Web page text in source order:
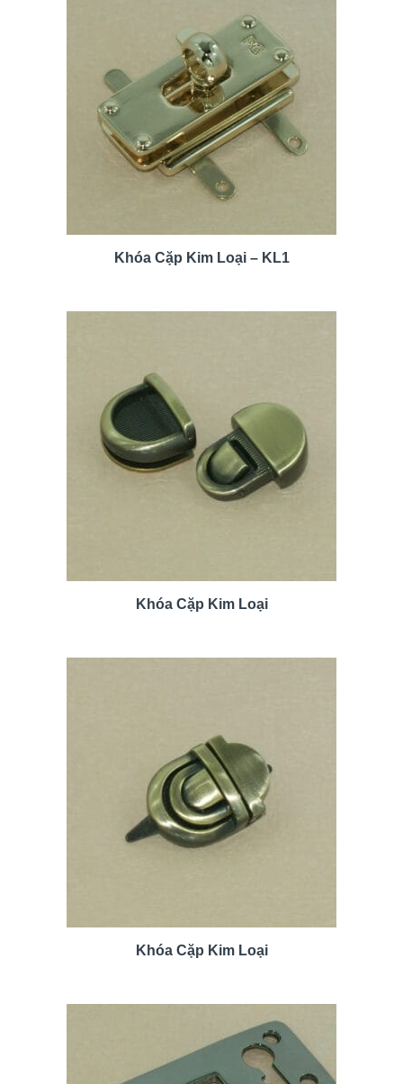
Khóa Cặp Kim Loại – KL1
Khóa Cặp Kim Loại
Khóa Cặp Kim Loại